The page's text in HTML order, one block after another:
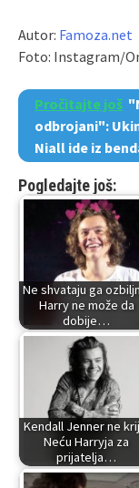
Autor: Famoza.net
Foto: Instagram/
Pročitajte još
odbrojani":
Niall ide iz
Pogledajte još:
Ne shvataju ga
Harry ne može da
dobije…
Kendall Jenner ne
Neću Harryja za
prijatelja…